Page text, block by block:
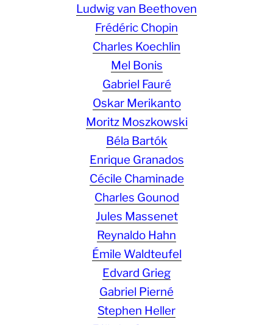
Ludwig van Beethoven
Frédéric Chopin
Charles Koechlin
Mel Bonis
Gabriel Fauré
Oskar Merikanto
Moritz Moszkowski
Béla Bartók
Enrique Granados
Cécile Chaminade
Charles Gounod
Jules Massenet
Reynaldo Hahn
Émile Waldteufel
Edvard Grieg
Gabriel Pierné
Stephen Heller